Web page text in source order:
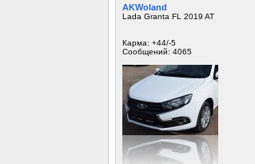
AKWoland
Lada Granta FL 2019 AT
Карма: +44/-5
Сообщений: 4065